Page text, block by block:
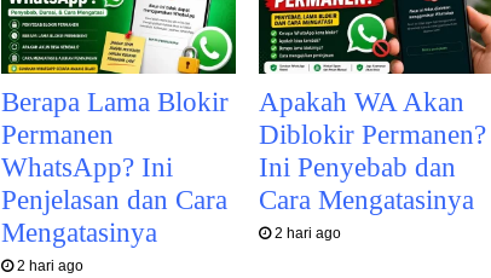
Berapa Lama Blokir
Permanen
WhatsApp? Ini
Penjelasan dan Cara
Mengatasinya
2 hari ago
Apakah WA Akan
Diblokir Permanen?
Ini Penyebab dan
Cara Mengatasinya
2 hari ago